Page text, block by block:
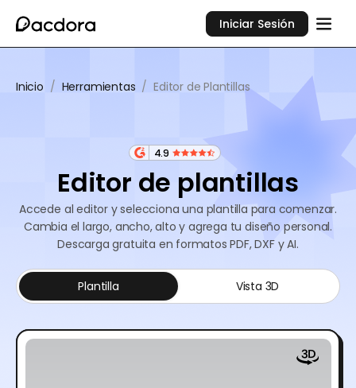
Iniciar Sesión
Inicio / Herramientas / Editor de Plantillas
4.9
Editor de plantillas
Accede al editor y selecciona una plantilla para comenzar.
Cambia el largo, ancho, alto y agrega tu diseño personal.
Descarga gratuita en formatos PDF, DXF y AI.
Plantilla Vista 3D